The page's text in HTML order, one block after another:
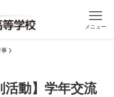
メニュー
事
動】学年交流